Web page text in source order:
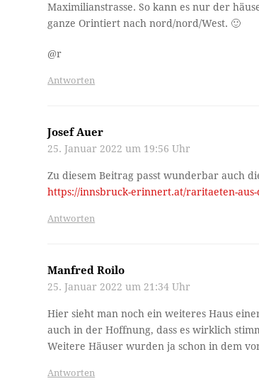
Maximilianstrasse. So kann es nur der
ganze Orintiert nach nord/nord/West. 🙂
@r
Antworten
Josef Auer
25. Januar 2022 um 19:56 Uhr
Zu diesem Beitrag passt wunderbar auch
https://innsbruck-erinnert.at/raritaeten-
Antworten
Manfred Roilo
25. Januar 2022 um 21:34 Uhr
Hier sieht man noch ein weiteres Haus
auch in der Hoffnung, dass es wirklich
Weitere Häuser wurden ja schon in dem
Antworten